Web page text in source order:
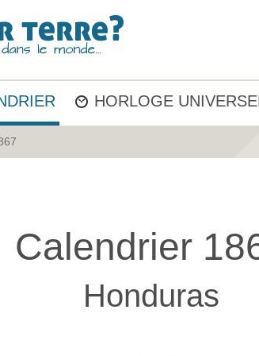
HORLOGE
Calendrier
Honduras